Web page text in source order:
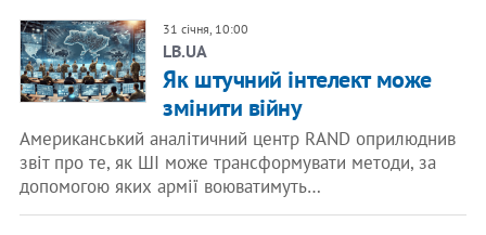
31 січня, 10:00
LB.UA
​Як штучний інтелект може
змінити війну
Американський аналітичний центр RAND оприлюднив
звіт про те, як ШІ може трансформувати методи, за
допомогою яких армії воюватимуть…